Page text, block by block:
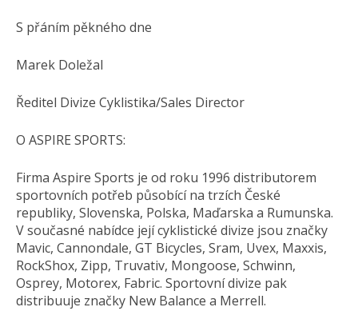
S přáním pěkného dne
Marek Doležal
Ředitel Divize Cyklistika/Sales Director
O ASPIRE SPORTS:
Firma Aspire Sports je od roku 1996 distributorem
sportovních potřeb působící na trzích České
republiky, Slovenska, Polska, Maďarska a Rumunska.
V současné nabídce její cyklistické divize jsou značky
Mavic, Cannondale, GT Bicycles, Sram, Uvex, Maxxis,
RockShox, Zipp, Truvativ, Mongoose, Schwinn,
Osprey, Motorex, Fabric. Sportovní divize pak
distribuuje značky New Balance a Merrell.